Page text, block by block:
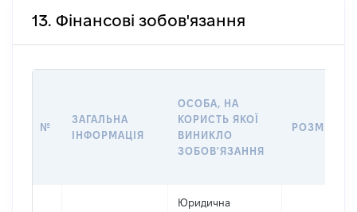
13. Фінансові зобов'язання
№
ЗАГАЛЬНА
ІНФОРМАЦІЯ
ОСОБА, НА
КОРИСТЬ ЯКОЇ
ВИНИКЛО
ЗОБОВ'ЯЗАННЯ
РОЗМІР
Юридична